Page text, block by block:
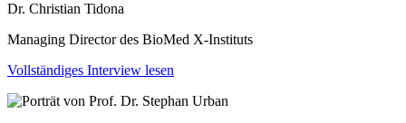
Dr. Christian Tidona
Managing Director des BioMed X-Instituts
Vollständiges Interview lesen